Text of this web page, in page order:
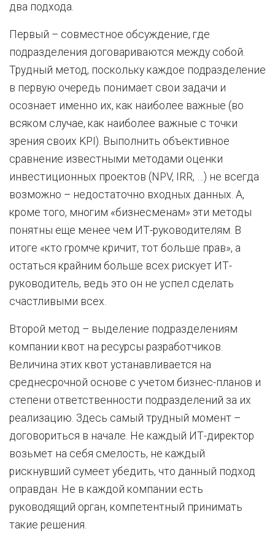
два подхода.
Первый – совместное обсуждение, где
подразделения договариваются между собой.
Трудный метод, поскольку каждое подразделение
в первую очередь понимает свои задачи и
осознает именно их, как наиболее важные (во
всяком случае, как наиболее важные с точки
зрения своих KPI). Выполнить объективное
сравнение известными методами оценки
инвестиционных проектов (NPV, IRR, …) не всегда
возможно – недостаточно входных данных. А,
кроме того, многим «бизнесменам» эти методы
понятны еще менее чем ИТ-руководителям. В
итоге «кто громче кричит, тот больше прав», а
остаться крайним больше всех рискует ИТ-
руководитель, ведь это он не успел сделать
счастливыми всех.
Второй метод – выделение подразделениям
компании квот на ресурсы разработчиков.
Величина этих квот устанавливается на
среднесрочной основе с учетом бизнес-планов и
степени ответственности подразделений за их
реализацию. Здесь самый трудный момент –
договориться в начале. Не каждый ИТ-директор
возьмет на себя смелость, не каждый
рискнувший сумеет убедить, что данный подход
оправдан. Не в каждой компании есть
руководящий орган, компетентный принимать
такие решения.